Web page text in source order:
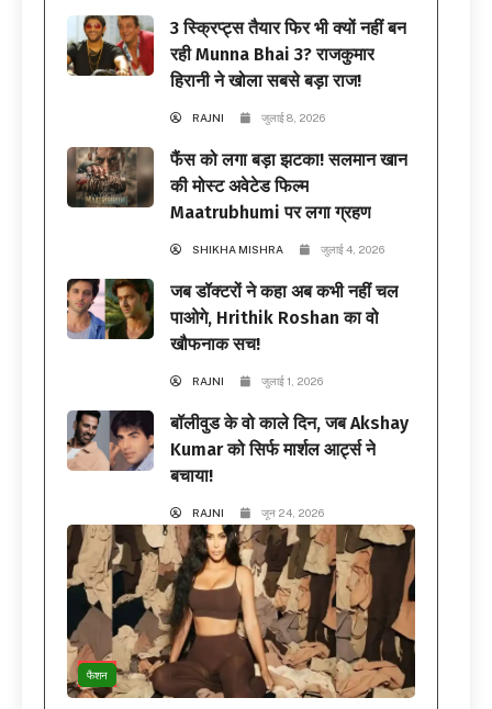
3 स्क्रिप्ट्स तैयार फिर भी क्यों नहीं बन
रही Munna Bhai 3? राजकुमार
हिरानी ने खोला सबसे बड़ा राज!
RAJNI जुलाई 8, 2026
फैंस को लगा बड़ा झटका! सलमान खान
की मोस्ट अवेटेड फिल्म
Maatrubhumi पर लगा ग्रहण
SHIKHA MISHRA जुलाई 4, 2026
जब डॉक्टरों ने कहा अब कभी नहीं चल
पाओगे, Hrithik Roshan का वो
खौफनाक सच!
RAJNI जुलाई 1, 2026
बॉलीवुड के वो काले दिन, जब Akshay
Kumar को सिर्फ मार्शल आर्ट्स ने
बचाया!
RAJNI जून 24, 2026
फैशन